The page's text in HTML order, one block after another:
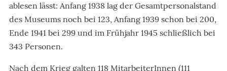
ablesen lässt: Anfang 1938 lag der Gesamtpersonalstand
des Museums noch bei 123, Anfang 1939 schon bei 200,
Ende 1941 bei 299 und im Frühjahr 1945 schließlich bei
343 Personen.
Nach dem Krieg galten 118 MitarbeiterInnen (111